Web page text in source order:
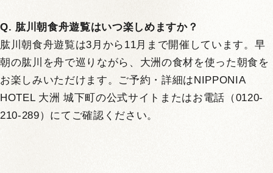
Q. 肱川朝食舟遊覧はいつ楽しめますか？
肱川朝食舟遊覧は3月から11月まで開催しています。早
朝の肱川を舟で巡りながら、大洲の食材を使った朝食を
お楽しみいただけます。ご予約・詳細はNIPPONIA
HOTEL 大洲 城下町の公式サイトまたはお電話（0120-
210-289）にてご確認ください。